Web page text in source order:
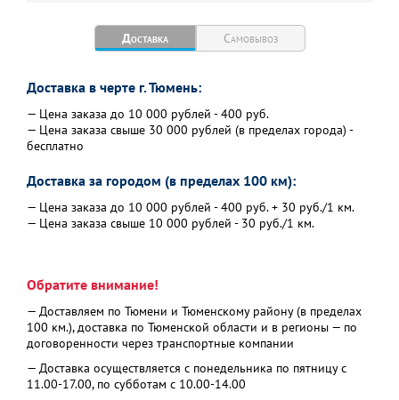
Доставка Самовывоз
Доставка в черте г. Тюмень:
— Цена заказа до 10 000 рублей - 400 руб.
— Цена заказа свыше 30 000 рублей (в пределах города) -
бесплатно
Доставка за городом (в пределах 100 км):
— Цена заказа до 10 000 рублей - 400 руб. + 30 руб./1 км.
— Цена заказа свыше 10 000 рублей - 30 руб./1 км.
Обратите внимание!
— Доставляем по Тюмени и Тюменскому району (в пределах
100 км.), доставка по Тюменской области и в регионы — по
договоренности через транспортные компании
— Доставка осуществляется с понедельника по пятницу с
11.00-17.00, по субботам с 10.00-14.00